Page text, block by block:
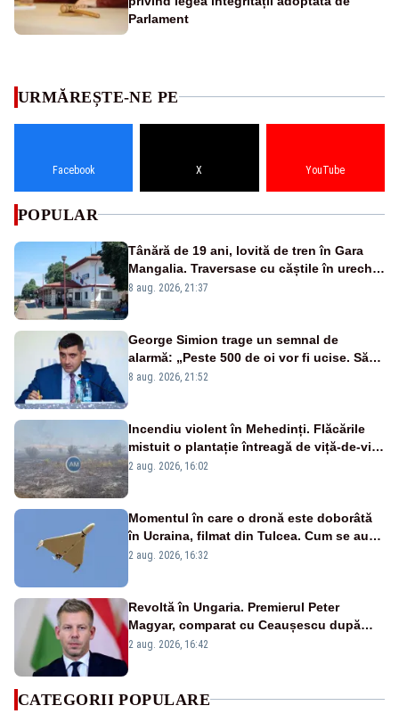
Parlament
URMĂREȘTE-NE PE
Facebook X YouTube
POPULAR
Tânără de 19 ani, lovită de tren în Gara
Mangalia. Traversase cu căștile în urechi
liniile printr-un loc nepermis
8 aug. 2026, 21:37
George Simion trage un semnal de
alarmă: „Peste 500 de oi vor fi ucise. Să
vedem dacă ciobanii vor fi despăgubiți”
8 aug. 2026, 21:52
Incendiu violent în Mehedinți. Flăcările
mistuit o plantație întreagă de viță-de-vie
și au pătruns în pădure
2 aug. 2026, 16:02
Momentul în care o dronă este doborâtă
în Ucraina, filmat din Tulcea. Cum se aude
sunetul războiului la graniță - VIDEO
2 aug. 2026, 16:32
Revoltă în Ungaria. Premierul Peter
Magyar, comparat cu Ceaușescu după
anunțul referitor la criza energetică
2 aug. 2026, 16:42
CATEGORII POPULARE